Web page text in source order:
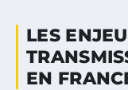
LES
EN